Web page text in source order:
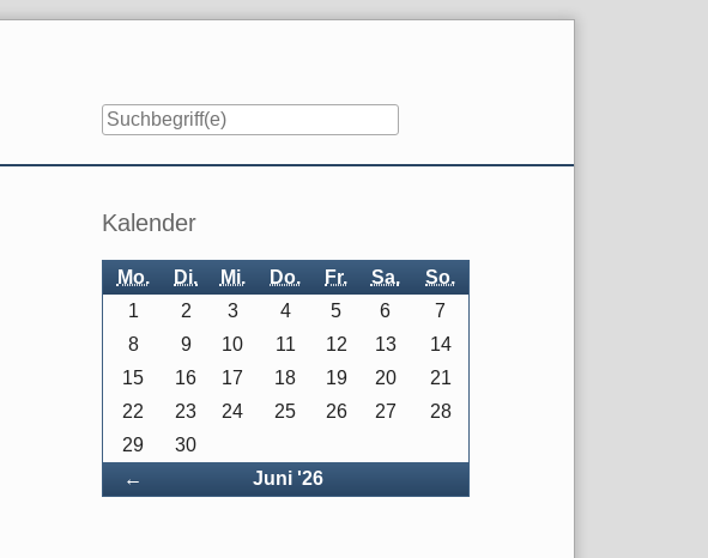
Seitenleiste
Kalender
Mo. Di. Mi. Do. Fr. Sa. So.
← Juni '26
1 2 3 4 5 6
7
8
9 10 11 12 13
14
15
16 17 18 19 20
21
22
23 24 25 26 27
28
29
30